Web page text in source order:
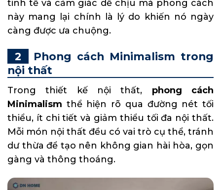
tinh tế và cảm giác dễ chịu mà phong cách
này mang lại chính là lý do khiến nó ngày
càng được ưa chuộng.
Phong cách Minimalism trong
nội thất
Trong thiết kế nội thất, phong cách
Minimalism thể hiện rõ qua đường nét tối
thiểu, ít chi tiết và giảm thiểu tối đa nội thất.
Mỗi món nội thất đều có vai trò cụ thể, tránh
dư thừa để tạo nên không gian hài hòa, gọn
gàng và thông thoáng.